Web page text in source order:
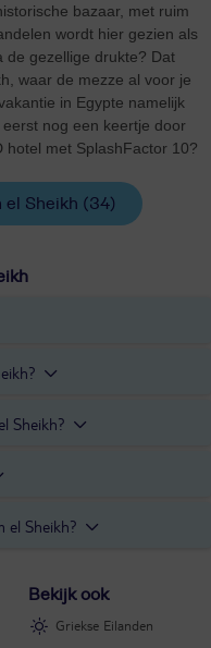
bazaar, met ruim
wordt hier gezien als
de gezellige drukte? Dat
waar de mezze al voor je
in Egypte namelijk
eerst nog een keertje door
hotel met SplashFactor 10?
el Sheikh (34)
Gedurende het hele
tussen de 30
circa 5,5 uur vliegen.
Sheikh?
zijn
ideale plek voor een
el Sheikh?
boeken.
Bekijk ook
Griekse Eilanden